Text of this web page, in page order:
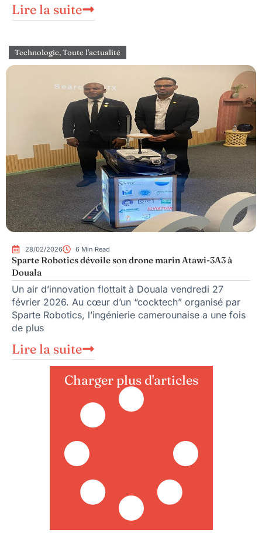
Lire la suite
Technologie,Toute l'actualité
28/02/2026 6 Min Read
Sparte Robotics dévoile son drone marin Atawi-3A3 à
Douala
Un air d’innovation flottait à Douala vendredi 27
février 2026. Au cœur d’un “cocktech” organisé par
Sparte Robotics, l’ingénierie camerounaise a une fois
de plus
Lire la suite
Charger plus d'articles